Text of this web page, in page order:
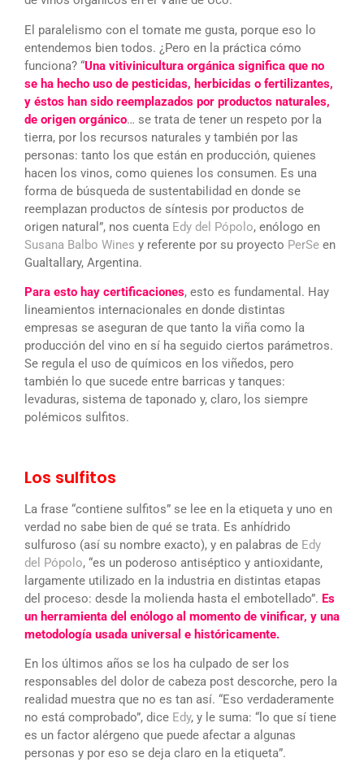
El paralelismo con el tomate me gusta, porque eso lo
entendemos bien todos. ¿Pero en la práctica cómo
funciona? “Una vitivinicultura orgánica significa que no
se ha hecho uso de pesticidas, herbicidas o fertilizantes,
y éstos han sido reemplazados por productos naturales,
de origen orgánico… se trata de tener un respeto por la
tierra, por los recursos naturales y también por las
personas: tanto los que están en producción, quienes
hacen los vinos, como quienes los consumen. Es una
forma de búsqueda de sustentabilidad en donde se
reemplazan productos de síntesis por productos de
origen natural”, nos cuenta Edy del Pópolo, enólogo en
Susana Balbo Wines y referente por su proyecto PerSe en
Gualtallary, Argentina.
Para esto hay certificaciones, esto es fundamental. Hay
lineamientos internacionales en donde distintas
empresas se aseguran de que tanto la viña como la
producción del vino en sí ha seguido ciertos parámetros.
Se regula el uso de químicos en los viñedos, pero
también lo que sucede entre barricas y tanques:
levaduras, sistema de taponado y, claro, los siempre
polémicos sulfitos.
Los sulfitos
La frase “contiene sulfitos” se lee en la etiqueta y uno en
verdad no sabe bien de qué se trata. Es anhídrido
sulfuroso (así su nombre exacto), y en palabras de Edy
del Pópolo, “es un poderoso antiséptico y antioxidante,
largamente utilizado en la industria en distintas etapas
del proceso: desde la molienda hasta el embotellado”. Es
un herramienta del enólogo al momento de vinificar, y una
metodología usada universal e históricamente.
En los últimos años se los ha culpado de ser los
responsables del dolor de cabeza post descorche, pero la
realidad muestra que no es tan así. “Eso verdaderamente
no está comprobado”, dice Edy, y le suma: “lo que sí tiene
es un factor alérgeno que puede afectar a algunas
personas y por eso se deja claro en la etiqueta”.